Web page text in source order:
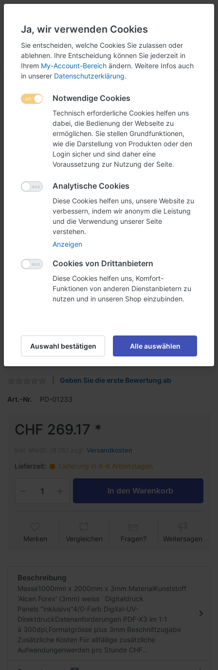
Menü Anmelden Vergleichen Wunschliste Warenkorb
Forextafel 1000mm x
Vollflächen Werbung für jeden. Sie wollen sich zur Wahl als
Gemeinderat stellen? Dann nichts wie los. Sie suchen
Werbetafeln oder einfach geniale Werbeplätze? Dann benötigen
Geben Sie die erste Bewertung ab
Art.-Nr. PD-01233
CHF 269.17 *
Versandkosten
Lieferzeit: Lieferung in 4-6 Arbeitstagen
In den Warenkorb
Merken Vergleichen Fragen? Weitersagen
Beschreibung
Masse1000mm x 2000mm x 3mm MaterialKunststoff
'Alcan Forex' (3mm) weiss Digitaldruck
Panels "inklusive"4/0-Farb Digital-UV-
DirektdruckDatenanforderungen PDF-X3 im 1:1
à 300dpi,Formatgrösse plus 3mm Beschnittzugabe
Zusätzliche Kosten Für allfällige zusätzliche
Aufwendungenwerden pro Stunde CHF...
Ja, wir verwenden Cookies
Sie entscheiden, welche Cookies Sie zulassen oder
ablehnen. Ihre Entscheidung können Sie jederzeit in
Ihrem My-Account-Bereich ändern. Weitere Infos auch
in unserer Datenschutzerklärung.
Notwendige Cookies
Technisch erforderliche Cookies helfen uns
dabei, die Bedienung der Webseite zu
ermöglichen. Sie stellen Grundfunktionen,
wie die Darstellung von Produkten oder den
Login sicher und sind daher eine
Voraussetzung zur Nutzung der Seite.
Analytische Cookies
Diese Cookies helfen uns, unsere Website zu
verbessern, indem wir anonym die Leistung
und die Verwendung unserer Seite
verstehen.
Anzeigen
Cookies von Drittanbietern
Diese Cookies helfen uns, Komfort-
Funktionen von anderen Dienstanbietern zu
nutzen und in unseren Shop einzubinden.
Auswahl bestätigen Alle auswählen